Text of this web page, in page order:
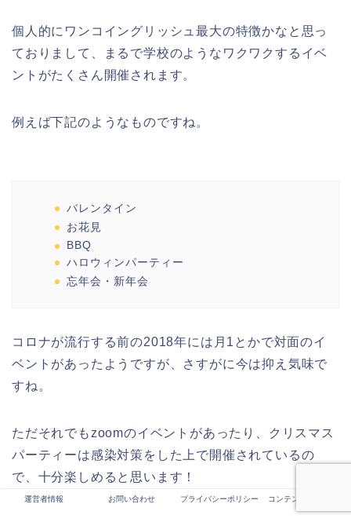
個人的にワンコイングリッシュ最大の特徴かなと思っ
ておりまして、まるで学校のようなワクワクするイベ
ントがたくさん開催されます。
例えば下記のようなものですね。
バレンタイン
お花見
BBQ
ハロウィンパーティー
忘年会・新年会
コロナが流行する前の2018年には月1とかで対面のイ
ベントがあったようですが、さすがに今は抑え気味で
すね。
ただそれでもzoomのイベントがあったり、クリスマス
パーティーは感染対策をした上で開催されているの
で、十分楽しめると思います！
運営者情報 お問い合わせ プライバシーポリシー
コンテンツ制作ポリシ
ー